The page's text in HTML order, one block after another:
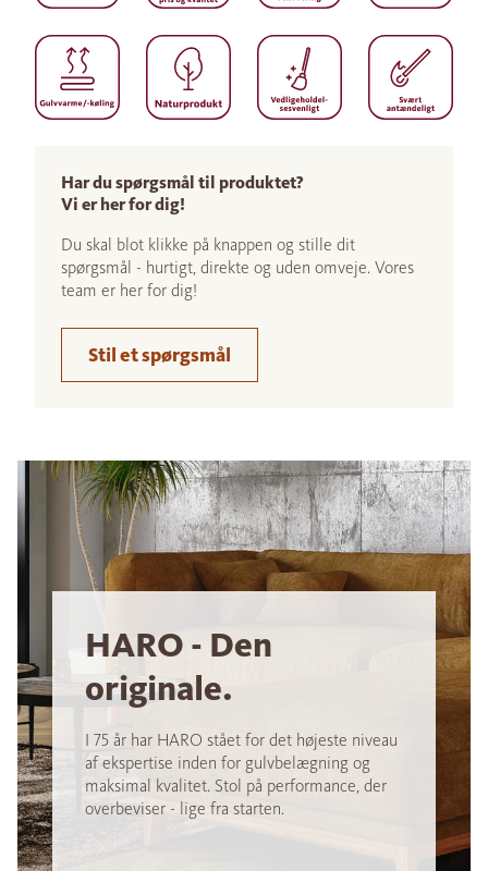
Har du spørgsmål til produktet?
Vi er her for dig!
Du skal blot klikke på knappen og stille dit
spørgsmål - hurtigt, direkte og uden omveje. Vores
team er her for dig!
Stil et spørgsmål
HARO - Den
originale.
I 75 år har HARO stået for det højeste niveau
af ekspertise inden for gulvbelægning og
maksimal kvalitet. Stol på performance, der
overbeviser - lige fra starten.